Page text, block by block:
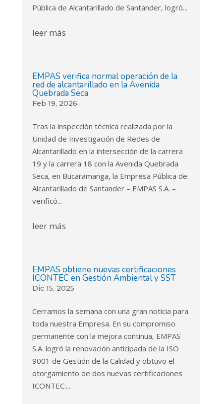
Pública de Alcantarillado de Santander, logró...
leer más
EMPAS verifica normal operación de la
red de alcantarillado en la Avenida
Quebrada Seca
Feb 19, 2026
Tras la inspección técnica realizada por la
Unidad de Investigación de Redes de
Alcantarillado en la intersección de la carrera
19 y la carrera 18 con la Avenida Quebrada
Seca, en Bucaramanga, la Empresa Pública de
Alcantarillado de Santander – EMPAS S.A. –
verificó...
leer más
EMPAS obtiene nuevas certificaciones
ICONTEC en Gestión Ambiental y SST
Dic 15, 2025
Cerramos la semana con una gran noticia para
toda nuestra Empresa. En su compromiso
permanente con la mejora continua, EMPAS
S.A. logró la renovación anticipada de la ISO
9001 de Gestión de la Calidad y obtuvo el
otorgamiento de dos nuevas certificaciones
ICONTEC:...